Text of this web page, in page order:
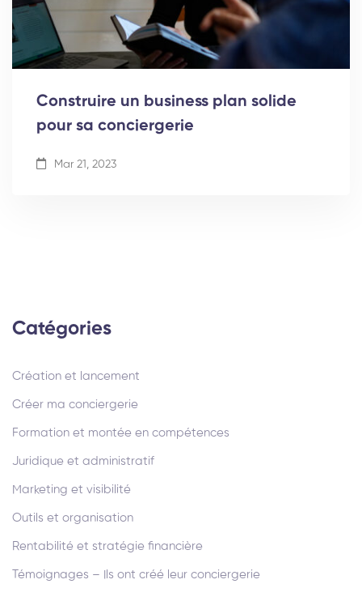
Construire un business plan solide
pour sa conciergerie
Mar 21, 2023
Catégories
Création et lancement
Créer ma conciergerie
Formation et montée en compétences
Juridique et administratif
Marketing et visibilité
Outils et organisation
Rentabilité et stratégie financière
Témoignages – Ils ont créé leur conciergerie